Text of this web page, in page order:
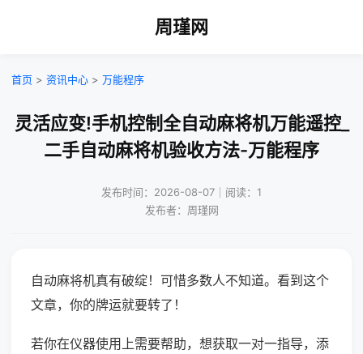
周瑾网
首页 > 资讯中心 > 万能程序
灵活应变!手机控制全自动麻将机万能遥控_
二手自动麻将机验收方法-万能程序
发布时间：2026-08-07｜阅读：1
发布者：周瑾网
自动麻将机真有破绽！可惜多数人不知道。看到这个
文章，你的牌运就要转了！
若你在仪器使用上需要帮助，想获取一对一指导，添